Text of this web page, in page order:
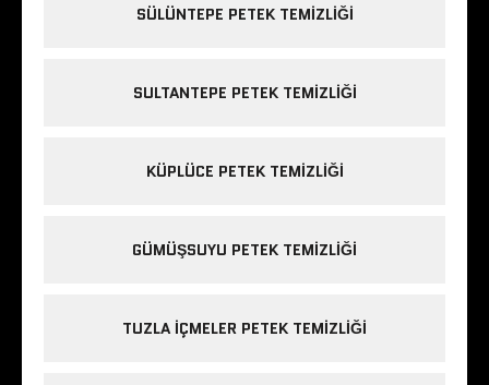
SÜLÜNTEPE PETEK TEMIZLIĞI
SULTANTEPE PETEK TEMIZLIĞI
KÜPLÜCE PETEK TEMIZLIĞI
GÜMÜŞSUYU PETEK TEMIZLIĞI
TUZLA IÇMELER PETEK TEMIZLIĞI